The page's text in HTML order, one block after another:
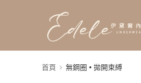
首頁 無鋼圈 • 拋開束縛